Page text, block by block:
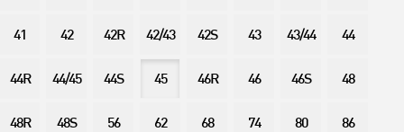
41 42 42R 42/43 42S 43 43/44 44
44R 44/45 44S 45 46R 46 46S 48
48R 48S 56 62 68 74 80 86